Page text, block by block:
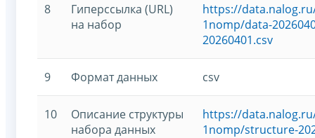
8
Гиперссылка (URL)
на набор
https://
1nomp/data-
20260401.csv
9 Формат данных csv
10
Описание структуры
набора данных
https://
1nomp/structure-